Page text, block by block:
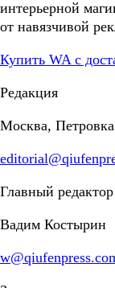
интерьерной
от навязчивой
Купить WA с
Редакция
Москва, Петровка
Главный редактор
Вадим Костырин